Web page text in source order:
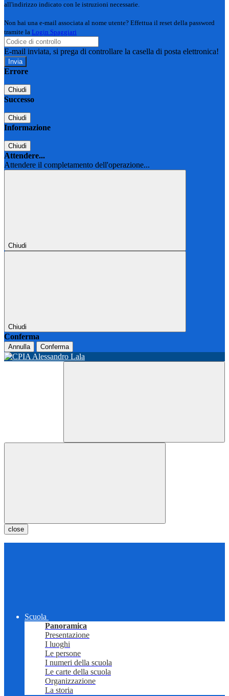
all'indirizzo indicato con le istruzioni necessarie.
Non hai una e-mail associata al nome utente? Effettua il reset della password
tramite la Login Spaggiari
E-mail inviata, si prega di controllare la casella di posta elettronica!
Errore
Chiudi
Successo
Chiudi
Informazione
Chiudi
Attendere...
Attendere il completamento dell'operazione...
Chiudi
Chiudi
Conferma
Annulla Conferma
close
Scuola
Panoramica
Presentazione
I luoghi
Le persone
I numeri della scuola
Le carte della scuola
Organizzazione
La storia